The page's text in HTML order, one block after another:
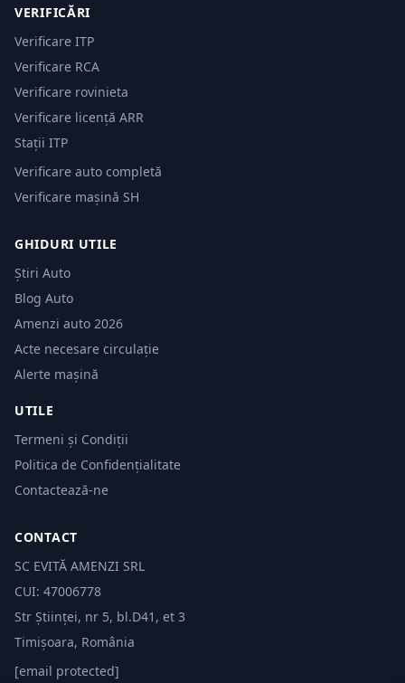
VERIFICĂRI
Verificare ITP
Verificare RCA
Verificare rovinieta
Verificare licență ARR
Stații ITP
Verificare auto completă
Verificare mașină SH
GHIDURI UTILE
Știri Auto
Blog Auto
Amenzi auto 2026
Acte necesare circulație
Alerte mașină
UTILE
Termeni și Condiții
Politica de Confidențialitate
Contactează-ne
CONTACT
SC EVITĂ AMENZI SRL
CUI: 47006778
Str Științei, nr 5, bl.D41, et 3
Timișoara, România
[email protected]